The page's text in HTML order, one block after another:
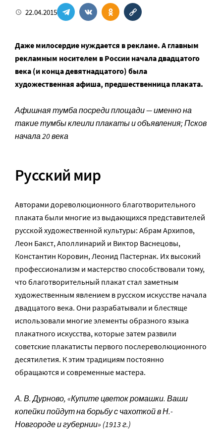
22.04.2015
Даже милосердие нуждается в рекламе. А главным
рекламным носителем в России начала двадцатого
века (и конца девятнадцатого) была
художественная афиша, предшественница плаката.
Афишная тумба посреди площади — именно на
такие тумбы клеили плакаты и объявления; Псков
начала 20 века
Русский мир
Авторами дореволюционного благотворительного
плаката были многие из выдающихся представителей
русской художественной культуры: Абрам Архипов,
Леон Бакст, Аполлинарий и Виктор Васнецовы,
Константин Коровин, Леонид Пастернак. Их высокий
профессионализм и мастерство способствовали тому,
что благотворительный плакат стал заметным
художественным явлением в русском искусстве начала
двадцатого века. Они разрабатывали и блестяще
использовали многие элементы образного языка
плакатного искусства, которые затем развили
советские плакатисты первого послереволюционного
десятилетия. К этим традициям постоянно
обращаются и современные мастера.
А. В. Дурново, «Купите цветок ромашки. Ваши
копейки пойдут на борьбу с чахоткой в Н.-
Новгороде и губернии» (1913 г.)